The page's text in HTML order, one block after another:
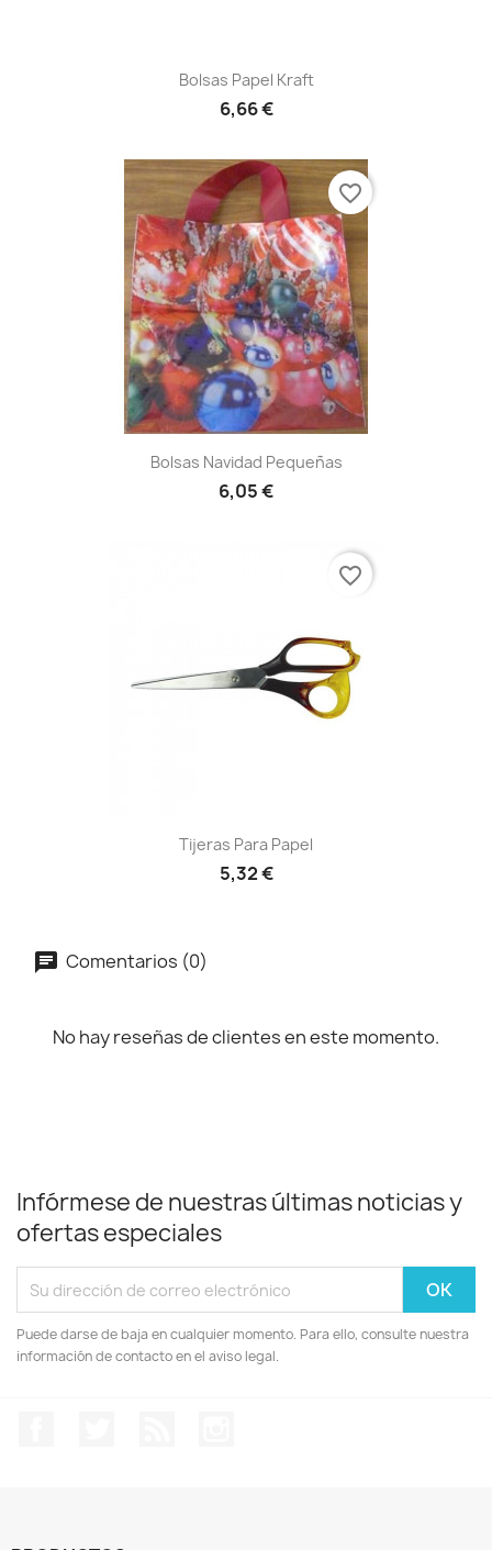
Bolsas Papel Kraft
6,66 €
Bolsas Navidad Pequeñas
6,05 €
favorite_border
Tijeras Para Papel
5,32 €
favorite_border
Comentarios (0)
No hay reseñas de clientes en este momento.
Infórmese de nuestras últimas noticias y
ofertas especiales
Puede darse de baja en cualquier momento. Para ello, consulte nuestra
información de contacto en el aviso legal.